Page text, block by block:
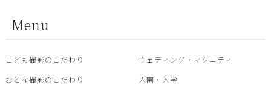
Menu
こども撮影のこだわり
おとな撮影のこだわり
ウェディング・マタニティ
入園・入学